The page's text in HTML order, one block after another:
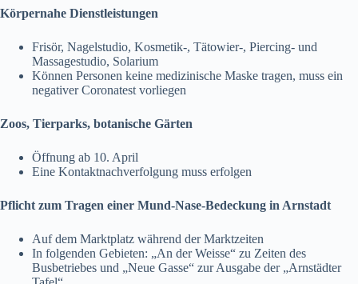
Körpernahe Dienstleistungen
Frisör, Nagelstudio, Kosmetik-, Tätowier-, Piercing- und
Massagestudio, Solarium
Können Personen keine medizinische Maske tragen, muss ein
negativer Coronatest vorliegen
Zoos, Tierparks, botanische Gärten
Öffnung ab 10. April
Eine Kontaktnachverfolgung muss erfolgen
Pflicht zum Tragen einer Mund-Nase-Bedeckung in Arnstadt
Auf dem Marktplatz während der Marktzeiten
In folgenden Gebieten: „An der Weisse“ zu Zeiten des
Busbetriebes und „Neue Gasse“ zur Ausgabe der „Arnstädter